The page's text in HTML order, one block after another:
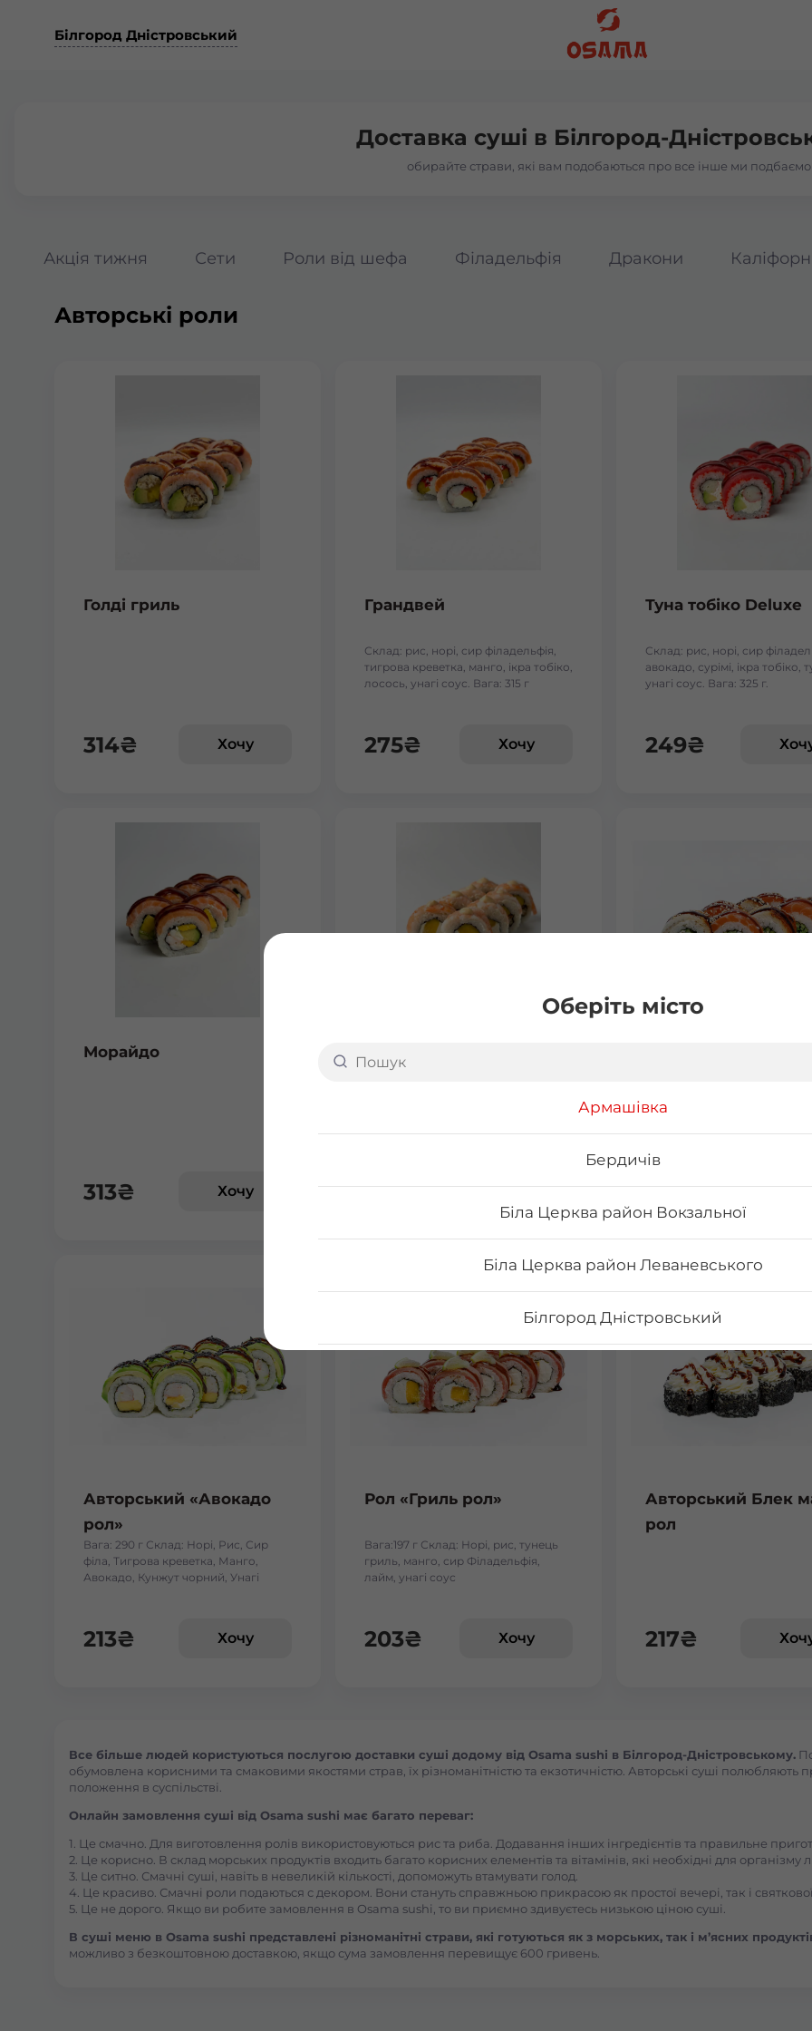
Оберіть місто
Армашівка
Бердичів
Біла Церква район Вокзальної
Біла Церква район Леваневського
Білгород Дністровський
Бориспіль Головатого
Бориспіль Робітнича
Бровари Бульвар Незалежності Масив
Броди
Васильків Центр Соборна
Вишгород
Вишневе
Білгород Дністровський
Доставка суші в Білгород-
обирайте страви, які вам подобаються про все інше ми подбаємо
Акція тижня Сети Роли від шефа Філадельфія Дракони
Авторські роли
Голді гриль
314₴ Хочу
Грандвей
Склад: рис, норі, сир філадельфія,
тигрова креветка, манго, ікра тобіко,
лосось, унагі соус. Вага: 315 г
275₴ Хочу
Туна тобіко Deluxe
Склад: рис, норі, сир
авокадо, сурімі, ікра тобіко,
унагі соус. Вага: 325 г.
249₴
Морайдо
313₴ Хочу
Айсі рол
296₴ Хочу 245₴
Авторський «Авокадо
рол»
Вага: 290 г Склад: Норі, Рис, Сир
філа, Тигрова креветка, Манго,
Авокадо, Кунжут чорний, Унагі
213₴ Хочу
Рол «Гриль рол»
Вага:197 г Склад: Норі, рис, тунець
гриль, манго, сир Філадельфія,
лайм, унагі соус
203₴ Хочу
Авторський Блек
рол
217₴
Все більше людей користуються послугою доставки суші додому від Osama sushi в Білгород-Дністровському.
обумовлена корисними та смаковими якостями страв, їх різноманітністю та екзотичністю. Авторські суші полюбляють
положення в суспільстві.
Онлайн замовлення суші від Osama sushi має багато переваг:
1. Це смачно. Для виготовлення ролів використовуються рис та риба. Додавання інших інгредієнтів та правильне
2. Це корисно. В склад морських продуктів входить багато корисних елементів та вітамінів, які необхідні для організму
3. Це ситно. Смачні суші, навіть в невеликій кількості, допоможуть втамувати голод.
4. Це красиво. Смачні роли подаються с декором. Вони стануть справжньою прикрасою як простої вечері, так і
5. Це не дорого. Якщо ви робите замовлення в Osama sushi, то ви приємно здивуєтесь низькою ціною суші.
В суші меню в Osama sushi представлені різноманітні страви, які готуються як з морських, так і м’ясних
можливо з безкоштовною доставкою, якщо сума замовлення перевищує 600 гривень.